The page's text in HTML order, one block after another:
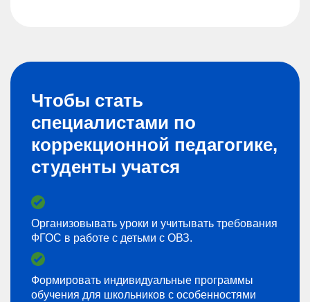
Чтобы стать
специалистами по
коррекционной педагогике,
студенты учатся
Организовывать уроки и учитывать требования
ФГОС в работе с детьми с ОВЗ.
Формировать индивидуальные программы
обучения для школьников с особенностями